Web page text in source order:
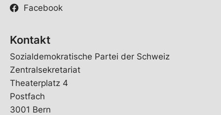
Facebook
Kontakt
Sozialdemokratische Partei der Schweiz
Zentralsekretariat
Theaterplatz 4
Postfach
3001 Bern